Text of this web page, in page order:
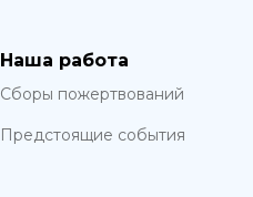
Наша работа
Сборы пожертвований
Предстоящие события